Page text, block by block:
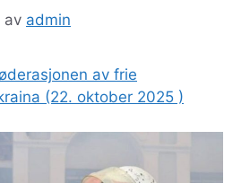
av admin
av frie
(22. oktober 2025 )